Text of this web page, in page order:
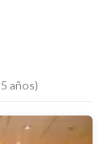
años)